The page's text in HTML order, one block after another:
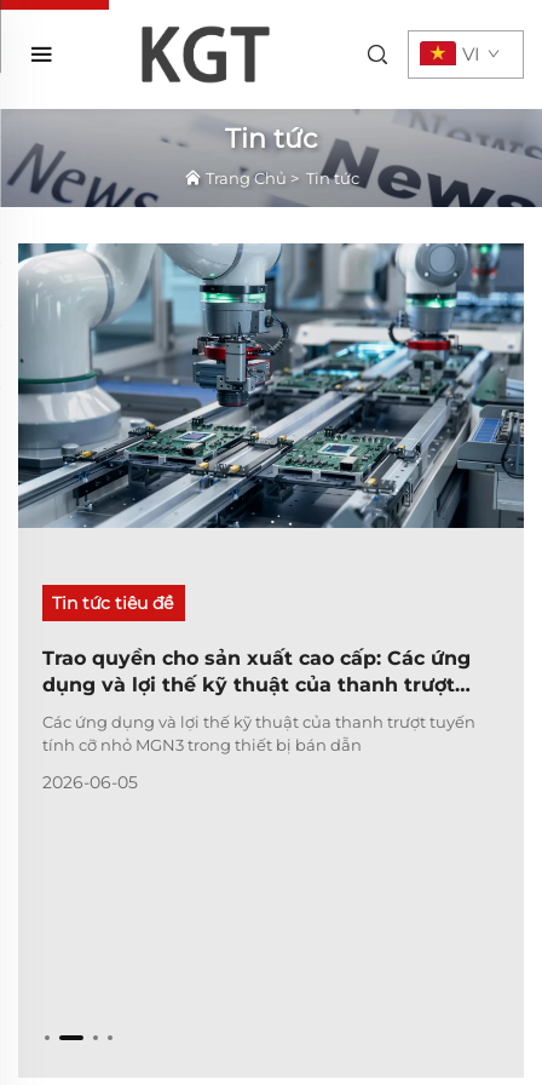
VI
Tin tức
Trang Chủ > Tin tức
Tin tức tiêu đề
Trao quyền cho sản xuất cao cấp: Các ứng
dụng và lợi thế kỹ thuật của thanh trượt
tuyến tính cỡ nhỏ MGN3 trong thiết bị bán
dẫn
Các ứng dụng và lợi thế kỹ thuật của thanh trượt tuyến
tính cỡ nhỏ MGN3 trong thiết bị bán dẫn
2026-06-05